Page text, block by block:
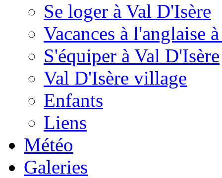
Se loger à Val D'Isère
Vacances à l'anglaise
S'équiper à Val D'Isère
Val D'Isère village
Enfants
Liens
Météo
Galeries